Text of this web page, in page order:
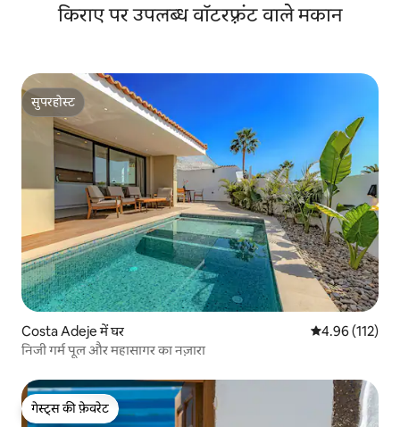
किराए पर उपलब्ध वॉटरफ़्रंट वाले मकान
सुपरहोस्ट
सुपरहोस्ट
Costa Adeje में घर औसत रेटिंग 5 में से
4.96 (112)
निजी गर्म पूल और महासागर का नज़ारा
गेस्ट्स की फ़ेवरेट
गेस्ट्स की फ़ेवरेट